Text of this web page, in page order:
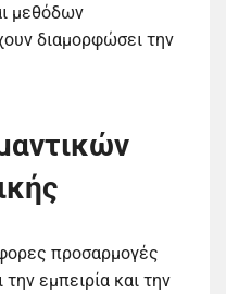
μεθόδων
διαμορφώσει την
προσαρμογές
την εμπειρία και την